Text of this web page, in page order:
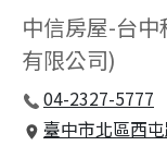
中信房屋-台
有限公司)
04-2327-5777
臺中市北區西